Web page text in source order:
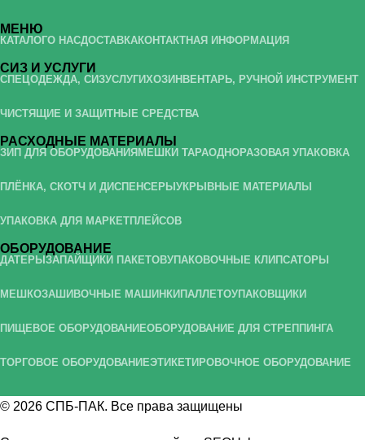
МЕНЮ
КАТАЛОГО НАСДОСТАВКАКОНТАКТНАЯ ИНФОРМАЦИЯ
СИЗ И УСЛУГИ
СПЕЦОДЕЖДА, СИЗУСЛУГИХОЗИНВЕНТАРЬ, РУЧНОЙ ИНСТРУМЕНТ
ЧИСТЯЩИЕ И ЗАЩИТНЫЕ СРЕДСТВА
РАСХОДНЫЕ МАТЕРИАЛЫ
ЗИП ДЛЯ ОБОРУДОВАНИЯ МЕШКИ ТАРАОДНОРАЗОВАЯ УПАКОВКА
ПЛЁНКА, СКОТЧ И ДИСПЕНСЕРЫ УКРЫВНЫЕ МАТЕРИАЛЫ
УПАКОВКА ДЛЯ МАРКЕТПЛЕЙСОВ
ОБОРУДОВАНИЕ
ДАТЕРЫ ЗАПАЙЩИКИ ПАКЕТОВУПАКОВОЧНЫЕ КЛИПСАТОРЫ
МЕШКОЗАШИВОЧНЫЕ МАШИНКИ ПАЛЛЕТОУПАКОВЩИКИ
ПИЩЕВОЕ ОБОРУДОВАНИЕОБОРУДОВАНИЕ ДЛЯ СТРЕППИНГА
ТОРГОВОЕ ОБОРУДОВАНИЕЭТИКЕТИРОВОЧНОЕ ОБОРУДОВАНИЕ
© 2026 СПБ-ПАК. Все права защищены